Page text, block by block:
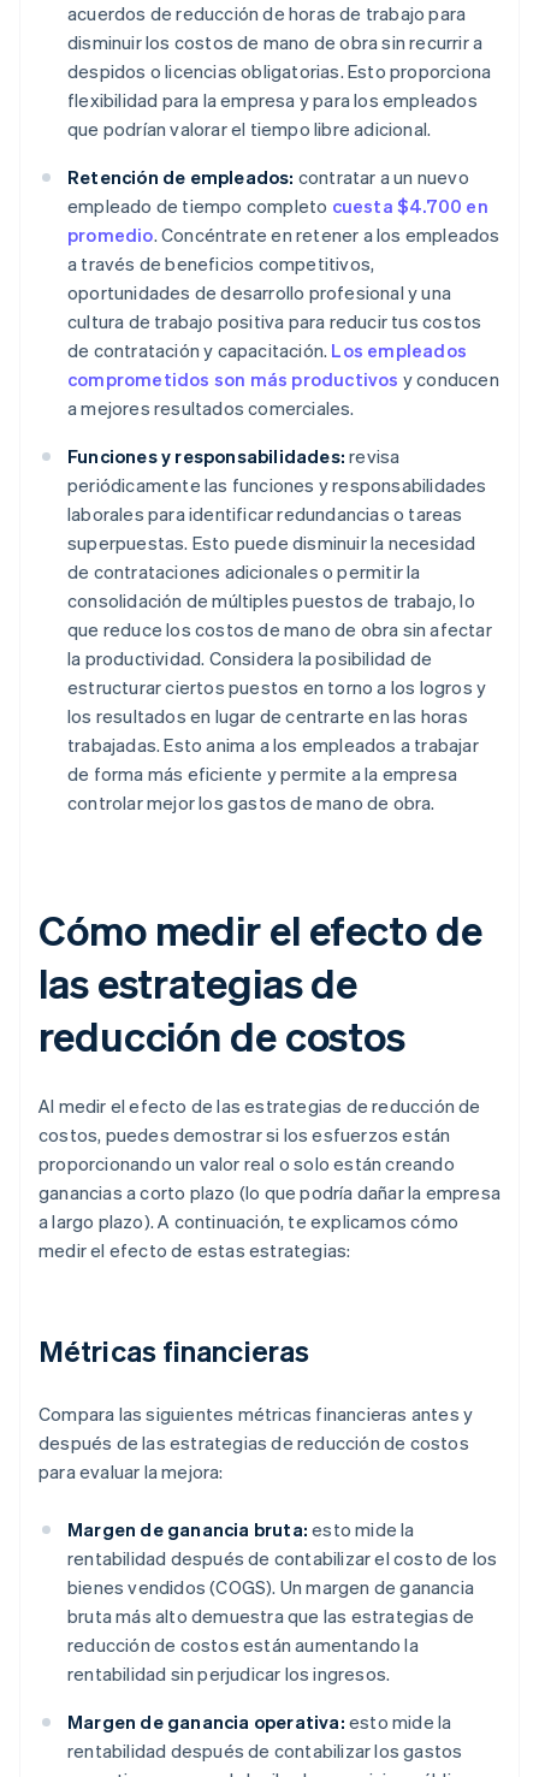
acuerdos de reducción de horas de trabajo para
disminuir los costos de mano de obra sin recurrir a
despidos o licencias obligatorias. Esto proporciona
flexibilidad para la empresa y para los empleados
que podrían valorar el tiempo libre adicional.
Retención de empleados: contratar a un nuevo
empleado de tiempo completo cuesta $4.700 en
promedio. Concéntrate en retener a los empleados
a través de beneficios competitivos,
oportunidades de desarrollo profesional y una
cultura de trabajo positiva para reducir tus costos
de contratación y capacitación. Los empleados
comprometidos son más productivos y conducen
a mejores resultados comerciales.
Funciones y responsabilidades: revisa
periódicamente las funciones y responsabilidades
laborales para identificar redundancias o tareas
superpuestas. Esto puede disminuir la necesidad
de contrataciones adicionales o permitir la
consolidación de múltiples puestos de trabajo, lo
que reduce los costos de mano de obra sin afectar
la productividad. Considera la posibilidad de
estructurar ciertos puestos en torno a los logros y
los resultados en lugar de centrarte en las horas
trabajadas. Esto anima a los empleados a trabajar
de forma más eficiente y permite a la empresa
controlar mejor los gastos de mano de obra.
Cómo medir el efecto de
las estrategias de
reducción de costos
Al medir el efecto de las estrategias de reducción de
costos, puedes demostrar si los esfuerzos están
proporcionando un valor real o solo están creando
ganancias a corto plazo (lo que podría dañar la empresa
a largo plazo). A continuación, te explicamos cómo
medir el efecto de estas estrategias:
Métricas financieras
Compara las siguientes métricas financieras antes y
después de las estrategias de reducción de costos
para evaluar la mejora:
Margen de ganancia bruta: esto mide la
rentabilidad después de contabilizar el costo de los
bienes vendidos (COGS). Un margen de ganancia
bruta más alto demuestra que las estrategias de
reducción de costos están aumentando la
rentabilidad sin perjudicar los ingresos.
Margen de ganancia operativa: esto mide la
rentabilidad después de contabilizar los gastos